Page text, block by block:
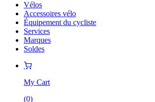
Vélos
Accessoires vélo
Équipement du cycliste
Services
Marques
Soldes
My Cart
(0)